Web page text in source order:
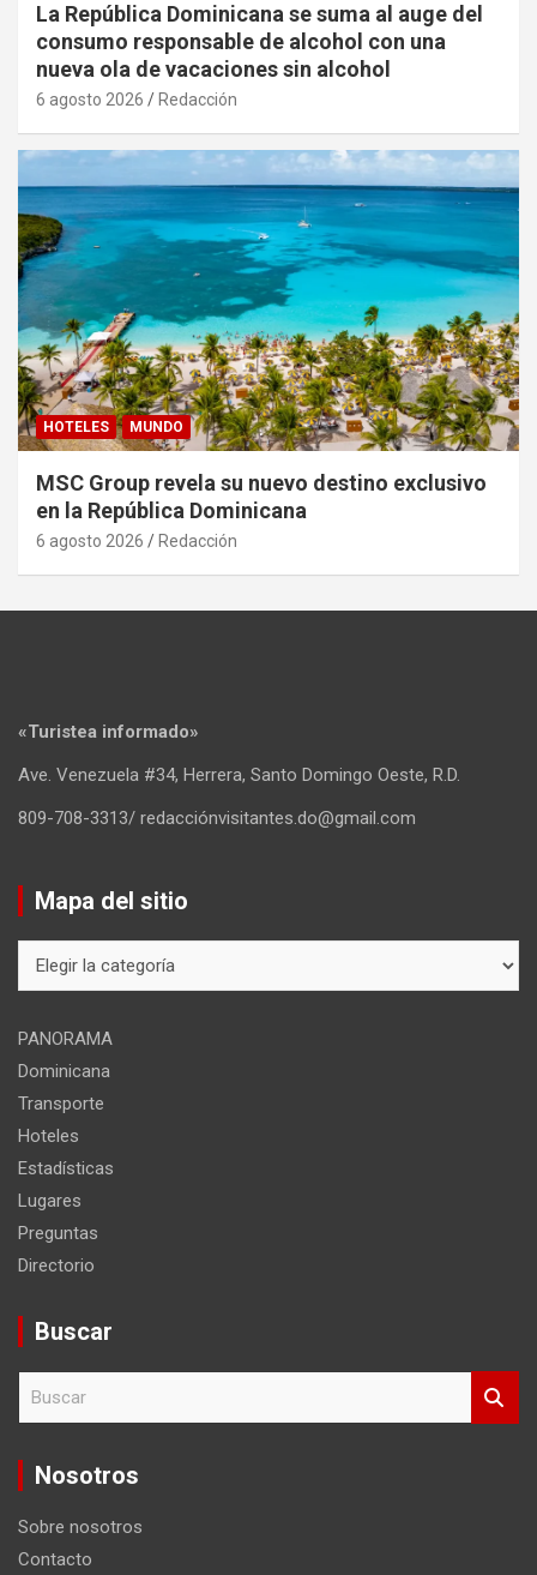
La República Dominicana se suma al auge del
consumo responsable de alcohol con una
nueva ola de vacaciones sin alcohol
6 agosto 2026 Redacción
HOTELES MUNDO
MSC Group revela su nuevo destino exclusivo
en la República Dominicana
6 agosto 2026 Redacción
«Turistea informado»
Ave. Venezuela #34, Herrera, Santo Domingo Oeste, R.D.
809-708-3313/ redacciónvisitantes.do@gmail.com
Mapa del sitio
del
PANORAMA
Dominicana
Transporte
Hoteles
Estadísticas
Lugares
Preguntas
Directorio
Buscar
c
Nosotros
Sobre nosotros
Contacto